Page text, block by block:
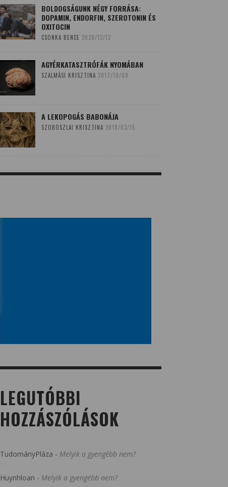
BOLDOGSÁGUNK NÉGY FORRÁSA:
DOPAMIN, ENDORFIN, SZEROTONIN ÉS
OXITOCIN
CSONKA BENCE 2020/12/12
AGYÉRKATASZTRÓFÁK NYOMÁBAN
SZALMÁSI KRISZTINA 2017/10/08
A LEKOPOGÁS BABONÁJA
SZOBOSZLAI KRISZTINA 2018/03/15
LEGUTÓBBI
HOZZÁSZÓLÁSOK
TudományPláza - Melyik a gyengébb nem?
Huynhloan - Melyik a gyengébb nem?